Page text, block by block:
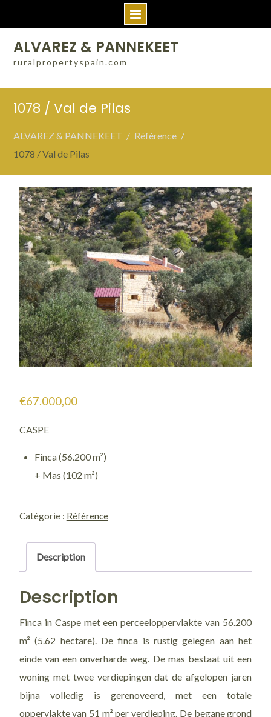
ALVAREZ & PANNEKEET
ruralpropertyspain.com
1078 / Val de Pilas
ALVAREZ & PANNEKEET
Référence
1078 / Val de Pilas
€67.000,00
CASPE
Finca (56.200 m²)
+ Mas (102 m²)
de
Pilas
Catégorie : Référence
Description
Description
Finca in Caspe met een perceeloppervlakte van 56.200
m² (5.62 hectare). De finca is rustig gelegen aan het
einde van een onverharde weg. De mas bestaat uit een
woning met twee verdiepingen dat de afgelopen jaren
bijna volledig is gerenoveerd, met een totale
oppervlakte van 51 m² per verdieping. De begane grond